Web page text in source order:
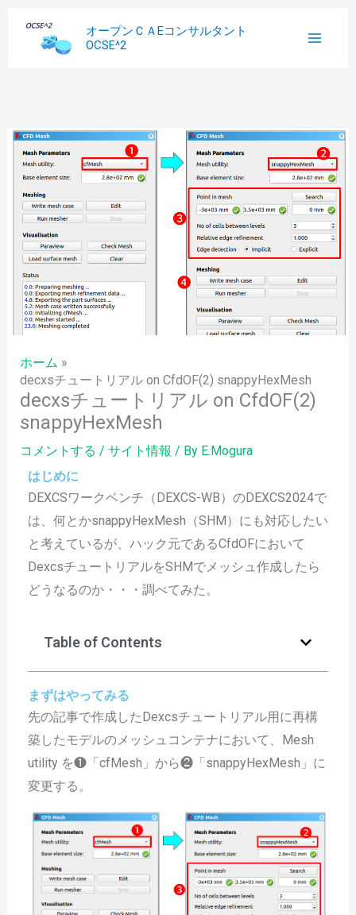
オープンＣＡEコンサルタント
OCSE^2
ホーム
decxsチュートリアル on CfdOF(2) snappyHexMesh
decxsチュートリアル on CfdOF(2)
snappyHexMesh
コメントする / サイト情報 / By E.Mogura
はじめに
DEXCSワークベンチ（DEXCS-WB）のDEXCS2024で
は、何とかsnappyHexMesh（SHM）にも対応したい
と考えているが、ハック元であるCfdOFにおいて
DexcsチュートリアルをSHMでメッシュ作成したら
どうなるのか・・・調べてみた。
Table of Contents
まずはやってみる
先の記事で作成したDexcsチュートリアル用に再構
築したモデルのメッシュコンテナにおいて、Mesh
utility を❶「cfMesh」から❷「snappyHexMesh」に
変更する。
過